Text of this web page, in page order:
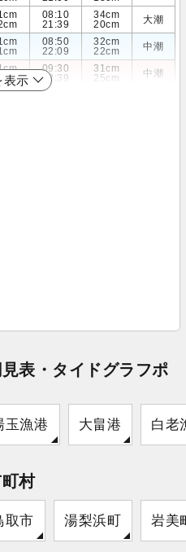
08:10
21:39
34cm
20cm
大潮
08:50
22:09
32cm
22cm
中潮
09:30
22:39
31cm
25cm
中潮
表示
表・タイドグラフポ
玉漁港 大畠港 白老
村
取市 湯梨浜町 岩美